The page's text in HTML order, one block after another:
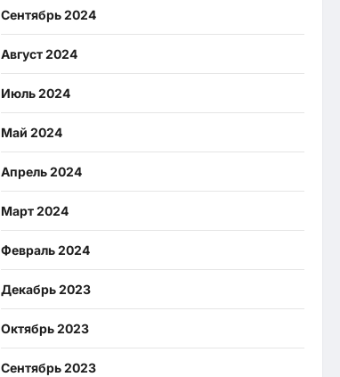
Сентябрь 2024
Август 2024
Июль 2024
Май 2024
Апрель 2024
Март 2024
Февраль 2024
Декабрь 2023
Октябрь 2023
Сентябрь 2023